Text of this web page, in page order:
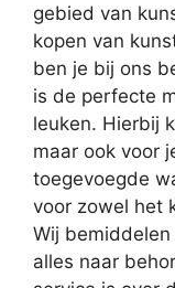
gebied van
kopen van
ben je bij ons
is de perfecte
leuken. Hierbij
maar ook voor
toegevoegde
voor zowel het
Wij
alles naar